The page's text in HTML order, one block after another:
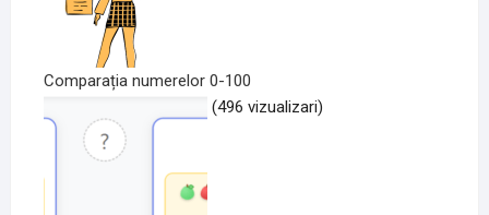
Comparația numerelor 0-100
(496 vizualizari)